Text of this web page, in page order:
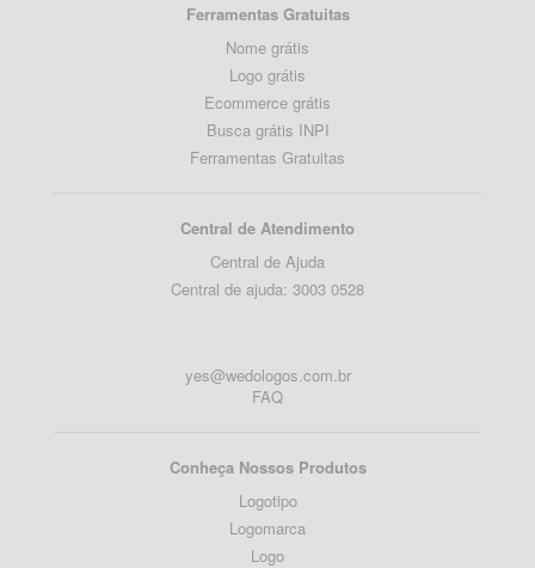
Ferramentas Gratuitas
Nome grátis
Logo grátis
Ecommerce grátis
Busca grátis INPI
Ferramentas Gratuitas
Central de Atendimento
Central de Ajuda
Central de ajuda: 3003 0528
yes@wedologos.com.br
FAQ
Conheça Nossos Produtos
Logotipo
Logomarca
Logo